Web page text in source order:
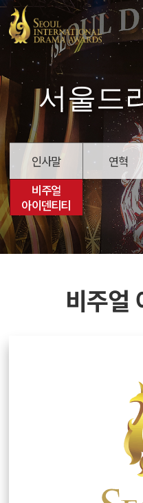
서울드
인사말 연혁
비주얼
아이덴티티
비주얼